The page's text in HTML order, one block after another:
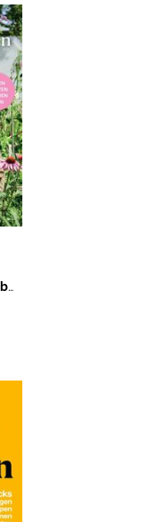
Pompoenen & paardenbloemen